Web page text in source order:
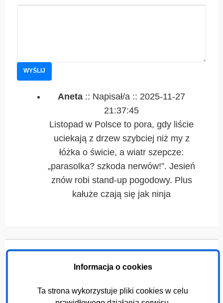
WYŚLIJ
Aneta :: Napisał/a :: 2025-11-27
21:37:45
Listopad w Polsce to pora, gdy liście
uciekają z drzew szybciej niż my z
łóżka o świcie, a wiatr szepcze:
„parasolka? szkoda nerwów!”. Jesień
znów robi stand-up pogodowy. Plus
kałuże czają się jak ninja
prywatności
Kontakt Powered byPHPFusion
Copyright ©2025 PHP Fusion Inc.
Informacja o cookies
Ta strona wykorzystuje pliki cookies w celu